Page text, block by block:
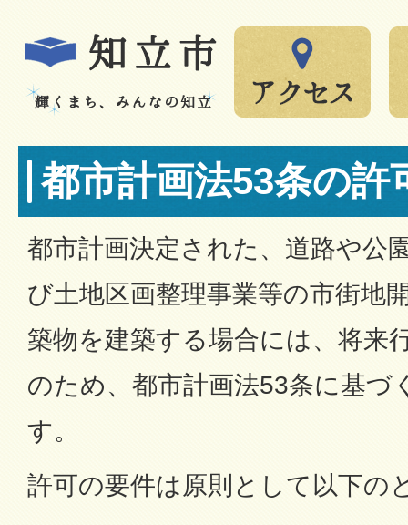
都市計画法53条の許
都市計画決定された、道路や公
び土地区画整理事業等の市街地
築物を建築する場合には、将来
のため、都市計画法53条に基づ
す。
許可の要件は原則として以下の